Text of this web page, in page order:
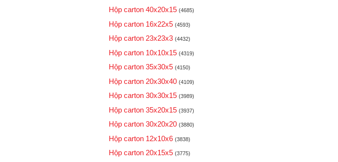
Hộp carton 40x20x15 (4685)
Hộp carton 16x22x5 (4593)
Hộp carton 23x23x3 (4432)
Hộp carton 10x10x15 (4319)
Hộp carton 35x30x5 (4150)
Hộp carton 20x30x40 (4109)
Hộp carton 30x30x15 (3989)
Hộp carton 35x20x15 (3937)
Hộp carton 30x20x20 (3880)
Hộp carton 12x10x6 (3838)
Hộp carton 20x15x5 (3775)